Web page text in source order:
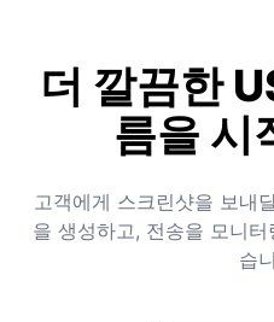
더 깔끔한
름을 시
고객에게 스크린샷을 보내
을 생성하고, 전송을 모니
습